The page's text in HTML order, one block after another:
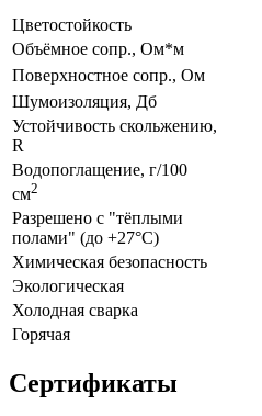
Цветостойкость
Объёмное сопр., Ом*м
Поверхностное сопр., Ом
Шумоизоляция, Дб
Устойчивость скольжению,
R
Водопоглащение, г/100
см2
Разрешено с "тёплыми
полами" (до +27°C)
Химическая безопасность
Экологическая
Холодная сварка
Горячая
Сертификаты